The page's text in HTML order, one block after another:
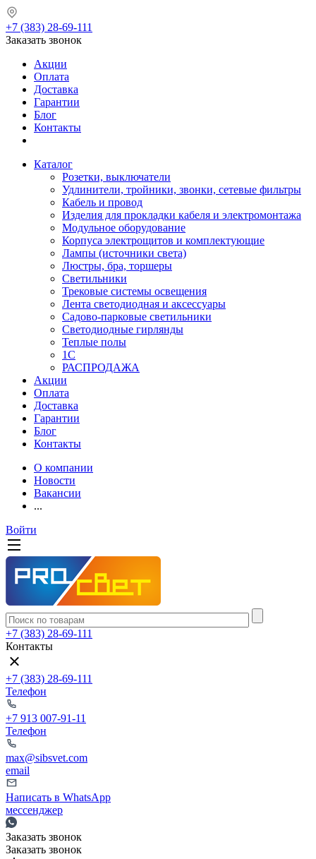
+7 (383) 28-69-111
Заказать звонок
Акции
Оплата
Доставка
Гарантии
Блог
Контакты
Каталог
Розетки, выключатели
Удлинители, тройники, звонки, сетевые фильтры
Кабель и провод
Изделия для прокладки кабеля и электромонтажа
Модульное оборудование
Корпуса электрощитов и комплектующие
Лампы (источники света)
Люстры, бра, торшеры
Светильники
Трековые системы освещения
Лента светодиодная и аксессуары
Садово-парковые светильники
Светодиодные гирлянды
Теплые полы
1С
РАСПРОДАЖА
Акции
Оплата
Доставка
Гарантии
Блог
Контакты
О компании
Новости
Вакансии
...
Войти
+7 (383) 28-69-111
Контакты
+7 (383) 28-69-111
Телефон
+7 913 007-91-11
Телефон
max@sibsvet.com
email
Написать в WhatsApp
мессенджер
Заказать звонок
Заказать звонок